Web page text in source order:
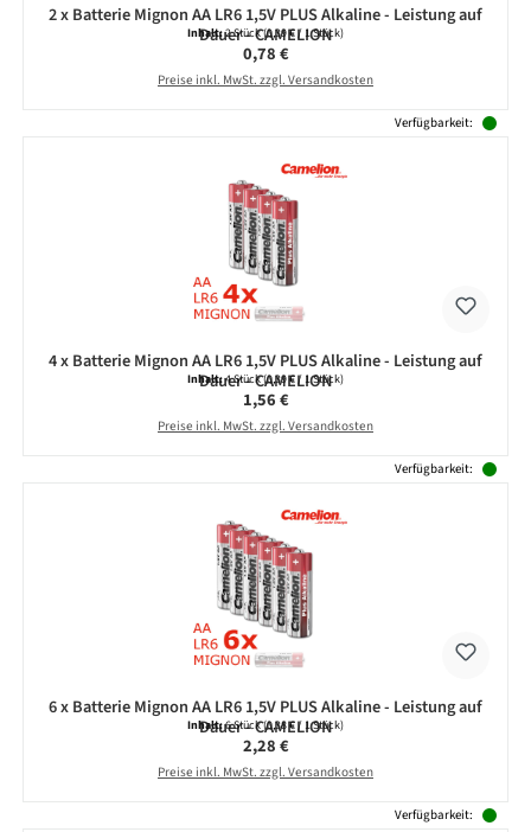
2 x Batterie Mignon AA LR6 1,5V PLUS Alkaline - Leistung auf
Dauer - CAMELION
Inhalt:2 Stück(0,39 € / 1 Stück)
Regulärer Preis:
0,78 €
Preise inkl. MwSt. zzgl. Versandkosten
Verfügbarkeit:
4 x Batterie Mignon AA LR6 1,5V PLUS Alkaline - Leistung auf
Dauer - CAMELION
Inhalt:4 Stück(0,39 € / 1 Stück)
Regulärer Preis:
1,56 €
Preise inkl. MwSt. zzgl. Versandkosten
Verfügbarkeit:
6 x Batterie Mignon AA LR6 1,5V PLUS Alkaline - Leistung auf
Dauer - CAMELION
Inhalt:6 Stück(0,38 € / 1 Stück)
Regulärer Preis:
2,28 €
Preise inkl. MwSt. zzgl. Versandkosten
Verfügbarkeit: